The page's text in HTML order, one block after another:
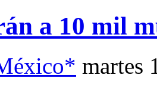
a 10 mil
martes